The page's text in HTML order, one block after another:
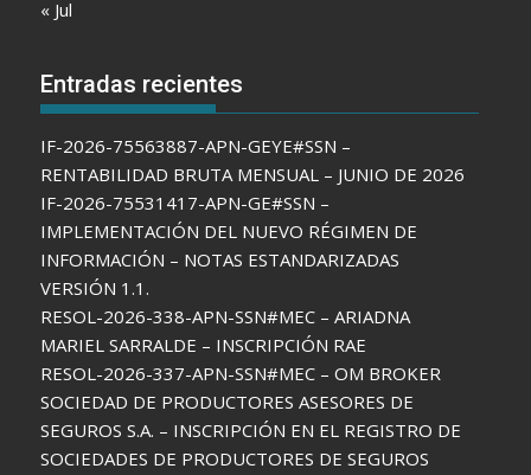
« Jul
Entradas recientes
IF-2026-75563887-APN-GEYE#SSN –
RENTABILIDAD BRUTA MENSUAL – JUNIO DE 2026
IF-2026-75531417-APN-GE#SSN –
IMPLEMENTACIÓN DEL NUEVO RÉGIMEN DE
INFORMACIÓN – NOTAS ESTANDARIZADAS
VERSIÓN 1.1.
RESOL-2026-338-APN-SSN#MEC – ARIADNA
MARIEL SARRALDE – INSCRIPCIÓN RAE
RESOL-2026-337-APN-SSN#MEC – OM BROKER
SOCIEDAD DE PRODUCTORES ASESORES DE
SEGUROS S.A. – INSCRIPCIÓN EN EL REGISTRO DE
SOCIEDADES DE PRODUCTORES DE SEGUROS